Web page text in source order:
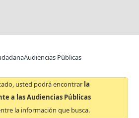
Audiencias Públicas
usted podrá encontrar la
a las Audiencias Públicas
la información que busca.